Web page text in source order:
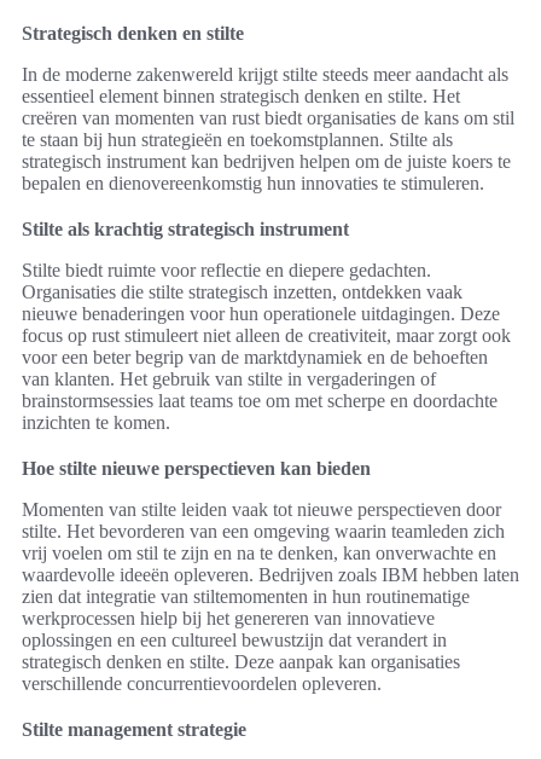
Strategisch denken en stilte
In de moderne zakenwereld krijgt stilte steeds meer aandacht als
essentieel element binnen strategisch denken en stilte. Het
creëren van momenten van rust biedt organisaties de kans om stil
te staan bij hun strategieën en toekomstplannen. Stilte als
strategisch instrument kan bedrijven helpen om de juiste koers te
bepalen en dienovereenkomstig hun innovaties te stimuleren.
Stilte als krachtig strategisch instrument
Stilte biedt ruimte voor reflectie en diepere gedachten.
Organisaties die stilte strategisch inzetten, ontdekken vaak
nieuwe benaderingen voor hun operationele uitdagingen. Deze
focus op rust stimuleert niet alleen de creativiteit, maar zorgt ook
voor een beter begrip van de marktdynamiek en de behoeften
van klanten. Het gebruik van stilte in vergaderingen of
brainstormsessies laat teams toe om met scherpe en doordachte
inzichten te komen.
Hoe stilte nieuwe perspectieven kan bieden
Momenten van stilte leiden vaak tot nieuwe perspectieven door
stilte. Het bevorderen van een omgeving waarin teamleden zich
vrij voelen om stil te zijn en na te denken, kan onverwachte en
waardevolle ideeën opleveren. Bedrijven zoals IBM hebben laten
zien dat integratie van stiltemomenten in hun routinematige
werkprocessen hielp bij het genereren van innovatieve
oplossingen en een cultureel bewustzijn dat verandert in
strategisch denken en stilte. Deze aanpak kan organisaties
verschillende concurrentievoordelen opleveren.
Stilte management strategie